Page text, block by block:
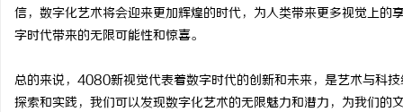
信，数字化艺术将会迎来更加辉煌的时代，为人类带来更多视觉上
字时代带来的无限可能性和惊喜。
总的来说，4080新视觉代表着数字时代的创新和未来，是艺术与科
探索和实践，我们可以发现数字化艺术的无限魅力和潜力，为我们